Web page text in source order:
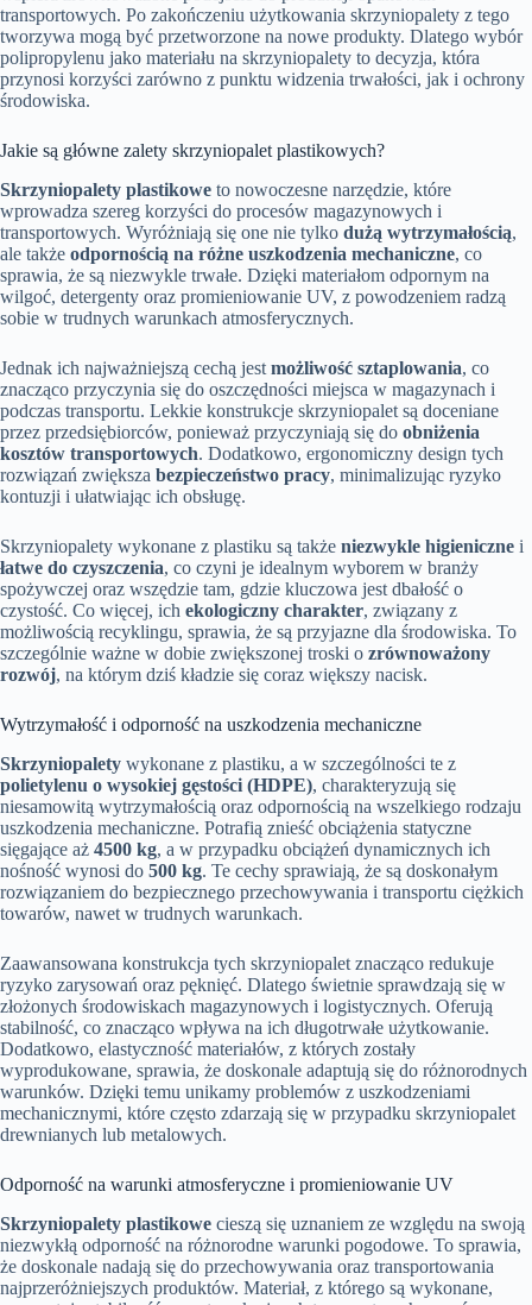
transportowych. Po zakończeniu użytkowania skrzyniopalety z tego
tworzywa mogą być przetworzone na nowe produkty. Dlatego wybór
polipropylenu jako materiału na skrzyniopalety to decyzja, która
przynosi korzyści zarówno z punktu widzenia trwałości, jak i ochrony
środowiska.
Jakie są główne zalety skrzyniopalet plastikowych?
Skrzyniopalety plastikowe to nowoczesne narzędzie, które
wprowadza szereg korzyści do procesów magazynowych i
transportowych. Wyróżniają się one nie tylko dużą wytrzymałością,
ale także odpornością na różne uszkodzenia mechaniczne, co
sprawia, że są niezwykle trwałe. Dzięki materiałom odpornym na
wilgoć, detergenty oraz promieniowanie UV, z powodzeniem radzą
sobie w trudnych warunkach atmosferycznych.
Jednak ich najważniejszą cechą jest możliwość sztaplowania, co
znacząco przyczynia się do oszczędności miejsca w magazynach i
podczas transportu. Lekkie konstrukcje skrzyniopalet są doceniane
przez przedsiębiorców, ponieważ przyczyniają się do obniżenia
kosztów transportowych. Dodatkowo, ergonomiczny design tych
rozwiązań zwiększa bezpieczeństwo pracy, minimalizując ryzyko
kontuzji i ułatwiając ich obsługę.
Skrzyniopalety wykonane z plastiku są także niezwykle higieniczne i
łatwe do czyszczenia, co czyni je idealnym wyborem w branży
spożywczej oraz wszędzie tam, gdzie kluczowa jest dbałość o
czystość. Co więcej, ich ekologiczny charakter, związany z
możliwością recyklingu, sprawia, że są przyjazne dla środowiska. To
szczególnie ważne w dobie zwiększonej troski o zrównoważony
rozwój, na którym dziś kładzie się coraz większy nacisk.
Wytrzymałość i odporność na uszkodzenia mechaniczne
Skrzyniopalety wykonane z plastiku, a w szczególności te z
polietylenu o wysokiej gęstości (HDPE), charakteryzują się
niesamowitą wytrzymałością oraz odpornością na wszelkiego rodzaju
uszkodzenia mechaniczne. Potrafią znieść obciążenia statyczne
sięgające aż 4500 kg, a w przypadku obciążeń dynamicznych ich
nośność wynosi do 500 kg. Te cechy sprawiają, że są doskonałym
rozwiązaniem do bezpiecznego przechowywania i transportu ciężkich
towarów, nawet w trudnych warunkach.
Zaawansowana konstrukcja tych skrzyniopalet znacząco redukuje
ryzyko zarysowań oraz pęknięć. Dlatego świetnie sprawdzają się w
złożonych środowiskach magazynowych i logistycznych. Oferują
stabilność, co znacząco wpływa na ich długotrwałe użytkowanie.
Dodatkowo, elastyczność materiałów, z których zostały
wyprodukowane, sprawia, że doskonale adaptują się do różnorodnych
warunków. Dzięki temu unikamy problemów z uszkodzeniami
mechanicznymi, które często zdarzają się w przypadku skrzyniopalet
drewnianych lub metalowych.
Odporność na warunki atmosferyczne i promieniowanie UV
Skrzyniopalety plastikowe cieszą się uznaniem ze względu na swoją
niezwykłą odporność na różnorodne warunki pogodowe. To sprawia,
że doskonale nadają się do przechowywania oraz transportowania
najprzeróżniejszych produktów. Materiał, z którego są wykonane,